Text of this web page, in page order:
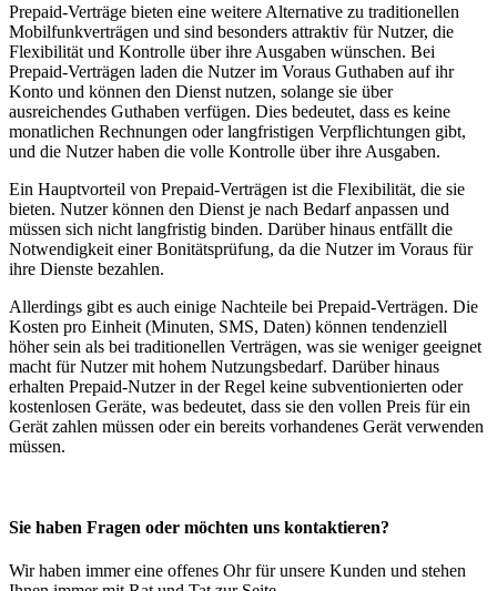
Prepaid-Verträge bieten eine weitere Alternative zu traditionellen
Mobilfunkverträgen und sind besonders attraktiv für Nutzer, die
Flexibilität und Kontrolle über ihre Ausgaben wünschen. Bei
Prepaid-Verträgen laden die Nutzer im Voraus Guthaben auf ihr
Konto und können den Dienst nutzen, solange sie über
ausreichendes Guthaben verfügen. Dies bedeutet, dass es keine
monatlichen Rechnungen oder langfristigen Verpflichtungen gibt,
und die Nutzer haben die volle Kontrolle über ihre Ausgaben.
Ein Hauptvorteil von Prepaid-Verträgen ist die Flexibilität, die sie
bieten. Nutzer können den Dienst je nach Bedarf anpassen und
müssen sich nicht langfristig binden. Darüber hinaus entfällt die
Notwendigkeit einer Bonitätsprüfung, da die Nutzer im Voraus für
ihre Dienste bezahlen.
Allerdings gibt es auch einige Nachteile bei Prepaid-Verträgen. Die
Kosten pro Einheit (Minuten, SMS, Daten) können tendenziell
höher sein als bei traditionellen Verträgen, was sie weniger geeignet
macht für Nutzer mit hohem Nutzungsbedarf. Darüber hinaus
erhalten Prepaid-Nutzer in der Regel keine subventionierten oder
kostenlosen Geräte, was bedeutet, dass sie den vollen Preis für ein
Gerät zahlen müssen oder ein bereits vorhandenes Gerät verwenden
müssen.
Sie haben Fragen oder möchten uns kontaktieren?
Wir haben immer eine offenes Ohr für unsere Kunden und stehen